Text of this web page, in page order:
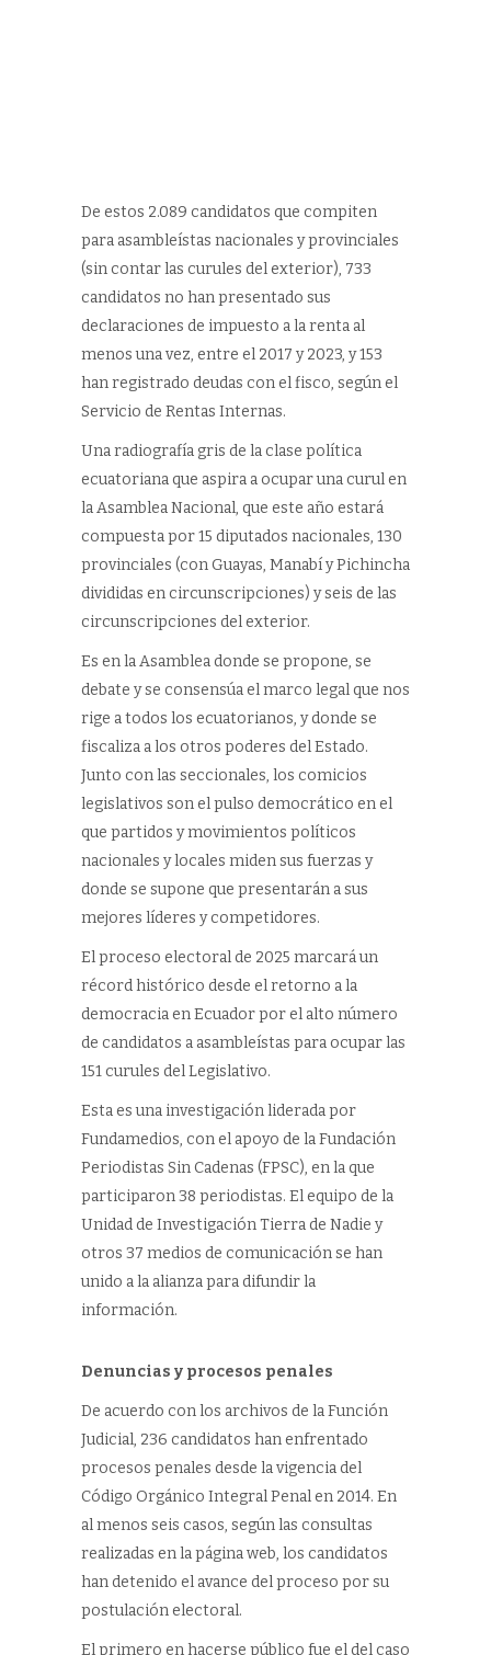
De estos 2.089 candidatos que compiten
para asambleístas nacionales y provinciales
(sin contar las curules del exterior), 733
candidatos no han presentado sus
declaraciones de impuesto a la renta al
menos una vez, entre el 2017 y 2023, y 153
han registrado deudas con el fisco, según el
Servicio de Rentas Internas.
Una radiografía gris de la clase política
ecuatoriana que aspira a ocupar una curul en
la Asamblea Nacional, que este año estará
compuesta por 15 diputados nacionales, 130
provinciales (con Guayas, Manabí y Pichincha
divididas en circunscripciones) y seis de las
circunscripciones del exterior.
Es en la Asamblea donde se propone, se
debate y se consensúa el marco legal que nos
rige a todos los ecuatorianos, y donde se
fiscaliza a los otros poderes del Estado.
Junto con las seccionales, los comicios
legislativos son el pulso democrático en el
que partidos y movimientos políticos
nacionales y locales miden sus fuerzas y
donde se supone que presentarán a sus
mejores líderes y competidores.
El proceso electoral de 2025 marcará un
récord histórico desde el retorno a la
democracia en Ecuador por el alto número
de candidatos a asambleístas para ocupar las
151 curules del Legislativo.
Esta es una investigación liderada por
Fundamedios, con el apoyo de la Fundación
Periodistas Sin Cadenas (FPSC), en la que
participaron 38 periodistas. El equipo de la
Unidad de Investigación Tierra de Nadie y
otros 37 medios de comunicación se han
unido a la alianza para difundir la
información.
Denuncias y procesos penales
De acuerdo con los archivos de la Función
Judicial, 236 candidatos han enfrentado
procesos penales desde la vigencia del
Código Orgánico Integral Penal en 2014. En
al menos seis casos, según las consultas
realizadas en la página web, los candidatos
han detenido el avance del proceso por su
postulación electoral.
El primero en hacerse público fue el del caso